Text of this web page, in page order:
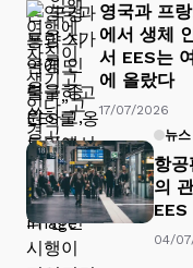
영국과 프
에서 생체
서 EES는
에 올랐다
17/07/2026
뉴스
항
의
EES
04/